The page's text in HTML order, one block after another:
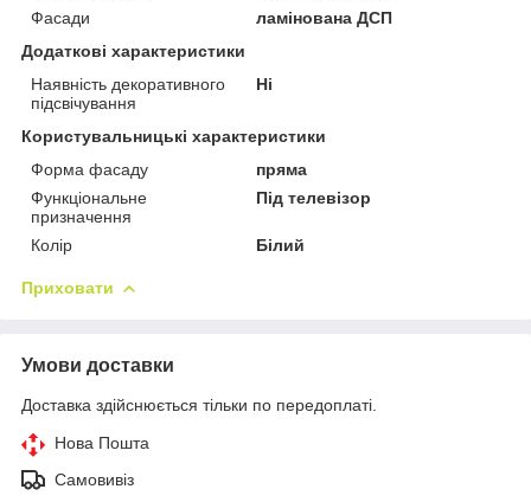
Фасади
ламінована ДСП
Додаткові характеристики
Наявність декоративного
підсвічування
Ні
Користувальницькі характеристики
Форма фасаду
пряма
Функціональне
призначення
Під телевізор
Колір Білий
Приховати
Умови доставки
Доставка здійснюється тільки по передоплаті.
Нова Пошта
Самовивіз